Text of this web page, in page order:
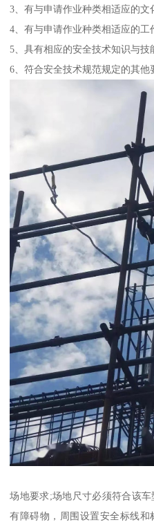
3、有与申请作业种类相适应的文
4、有与申请作业种类相适应的工
5、具有相应的安全技术知识与
6、符合安全技术规范规定的其他
场地要求;场地尺寸必须符合该
有障碍物，周围设置安全标线